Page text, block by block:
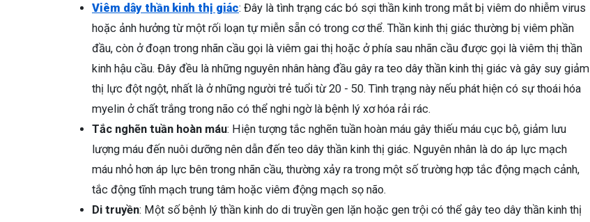
Viêm dây thần kinh thị giác: Đây là tình trạng các bó sợi thần kinh trong mắt bị viêm do nhiễm virus
hoặc ảnh hưởng từ một rối loạn tự miễn sẵn có trong cơ thể. Thần kinh thị giác thường bị viêm phần
đầu, còn ở đoạn trong nhãn cầu gọi là viêm gai thị hoặc ở phía sau nhãn cầu được gọi là viêm thị thần
kinh hậu cầu. Đây đều là những nguyên nhân hàng đầu gây ra teo dây thần kinh thị giác và gây suy giảm
thị lực đột ngột, nhất là ở những người trẻ tuổi từ 20 - 50. Tình trạng này nếu phát hiện có sự thoái hóa
myelin ở chất trắng trong não có thể nghi ngờ là bệnh lý xơ hóa rải rác.
Tắc nghẽn tuần hoàn máu: Hiện tượng tắc nghẽn tuần hoàn máu gây thiếu máu cục bộ, giảm lưu
lượng máu đến nuôi dưỡng nên dẫn đến teo dây thần kinh thị giác. Nguyên nhân là do áp lực mạch
máu nhỏ hơn áp lực bên trong nhãn cầu, thường xảy ra trong một số trường hợp tắc động mạch cảnh,
tắc động tĩnh mạch trung tâm hoặc viêm động mạch sọ não.
Di truyền: Một số bệnh lý thần kinh do di truyền gen lặn hoặc gen trội có thể gây teo dây thần kinh thị